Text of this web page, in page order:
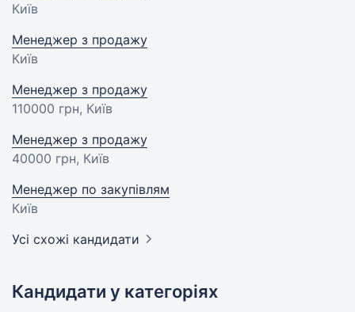
Київ
Менеджер з продажу
Київ
Менеджер з продажу
110000 грн, Київ
Менеджер з продажу
40000 грн, Київ
Менеджер по закупівлям
Київ
Усі схожі кандидати
Кандидати у категоріях